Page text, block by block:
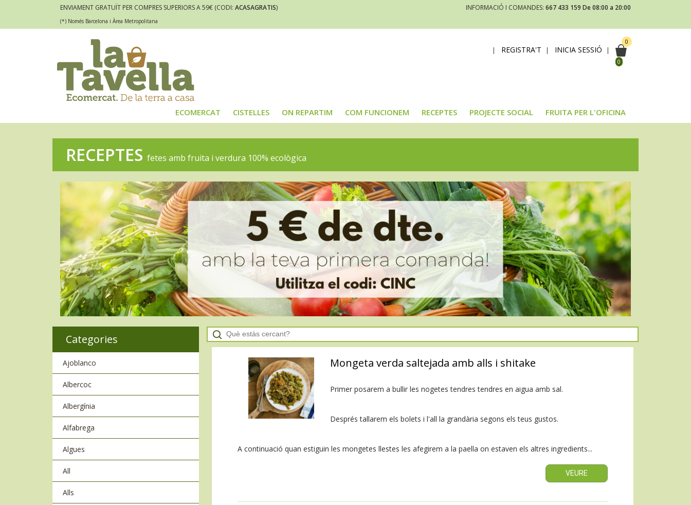
ENVIAMENT GRATUÏT PER COMPRES SUPERIORS A 59€ (CODI: ACASAGRATIS)
(*) Només Barcelona i Àrea Metropolitana
INFORMACIÓ I COMANDES: 667 433 159 De 08:00 a 20:00
| REGISTRA'T | INICIA SESSIÓ |
0
0
ECOMERCAT CISTELLES ON REPARTIM COM FUNCIONEM RECEPTES PROJECTE SOCIAL FRUITA PER L'OFICINA
RECEPTES fetes amb fruita i verdura 100% ecològica
Categories
Ajoblanco
Albercoc
Albergínia
Alfabrega
Algues
All
Alls
Mongeta verda saltejada amb alls i shitake
Primer posarem a bullir les nogetes tendres tendres en aigua amb sal.
Després tallarem els bolets i l'all la grandària segons els teus gustos.
A continuació quan estiguin les mongetes llestes les afegirem a la paella on estaven els altres ingredients...
VEURE